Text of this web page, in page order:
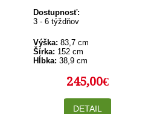
Dostupnosť:
3 - 6 týždňov
Výška: 83,7 cm
Šírka: 152 cm
Hĺbka: 38,9 cm
245,00€
DETAIL